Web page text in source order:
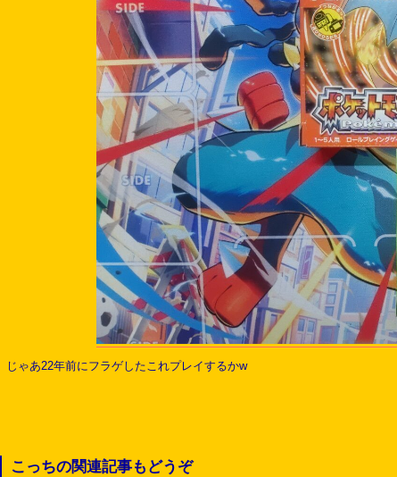
じゃあ22年前にフラゲしたこれプレイするかw
こっちの関連記事もどうぞ